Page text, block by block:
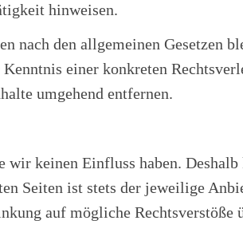
hinweisen.
nach den allgemeinen Gesetzen
einer konkreten
umgehend entfernen.
keinen Einfluss haben.
Seiten ist stets der jeweilige
auf mögliche Rechtsverstöße